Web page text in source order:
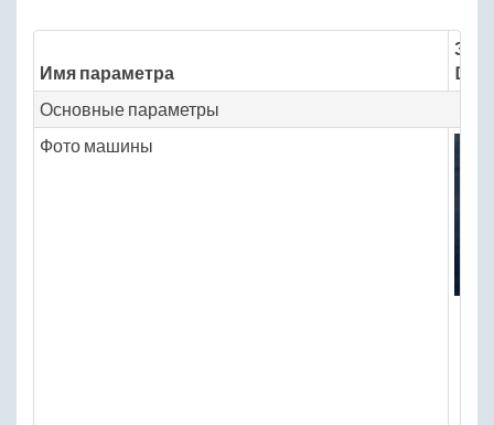
Имя параметра
Основные параметры
Фото машины